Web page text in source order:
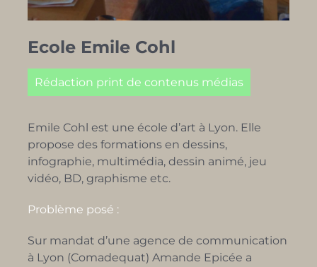
Ecole Emile Cohl
Rédaction print de contenus médias
Emile Cohl est une école d’art à Lyon. Elle
propose des formations en dessins,
infographie, multimédia, dessin animé, jeu
vidéo, BD, graphisme etc.
Problème posé :
Sur mandat d’une agence de communication
à Lyon (Comadequat) Amande Epicée a